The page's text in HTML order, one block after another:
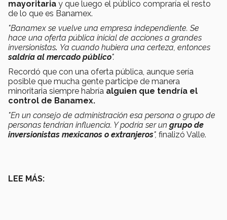
mayoritaria y que luego el público compraría el resto
de lo que es Banamex.
"Banamex se vuelve una empresa independiente. Se
hace una oferta pública inicial de acciones a grandes
inversionistas. Ya cuando hubiera una certeza, entonces
saldría al mercado público".
Recordó que con una oferta pública, aunque sería
posible que mucha gente participe de manera
minoritaria siempre habría alguien que tendría el
control de Banamex.
"En un consejo de administración esa persona o grupo de
personas tendrían influencia. Y podría ser un grupo de
inversionistas mexicanos o extranjeros", finalizó Valle.
LEE MÁS: